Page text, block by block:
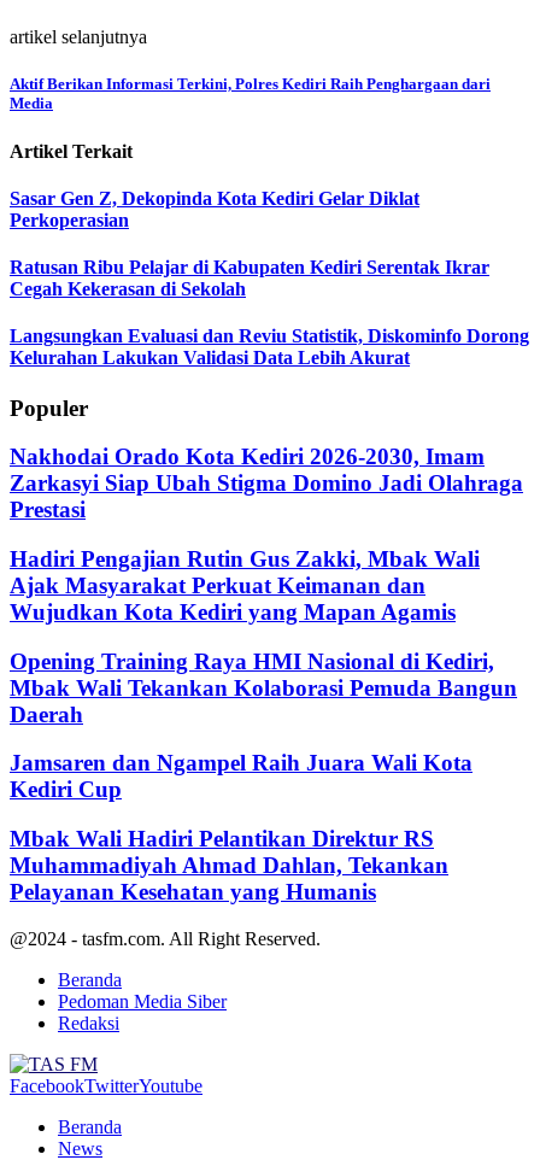
artikel selanjutnya
Aktif Berikan Informasi Terkini, Polres Kediri Raih Penghargaan dari
Media
Artikel Terkait
Sasar Gen Z, Dekopinda Kota Kediri Gelar Diklat
Perkoperasian
Ratusan Ribu Pelajar di Kabupaten Kediri Serentak Ikrar
Cegah Kekerasan di Sekolah
Langsungkan Evaluasi dan Reviu Statistik, Diskominfo Dorong
Kelurahan Lakukan Validasi Data Lebih Akurat
Populer
Nakhodai Orado Kota Kediri 2026-2030, Imam
Zarkasyi Siap Ubah Stigma Domino Jadi Olahraga
Prestasi
Hadiri Pengajian Rutin Gus Zakki, Mbak Wali
Ajak Masyarakat Perkuat Keimanan dan
Wujudkan Kota Kediri yang Mapan Agamis
Opening Training Raya HMI Nasional di Kediri,
Mbak Wali Tekankan Kolaborasi Pemuda Bangun
Daerah
Jamsaren dan Ngampel Raih Juara Wali Kota
Kediri Cup
Mbak Wali Hadiri Pelantikan Direktur RS
Muhammadiyah Ahmad Dahlan, Tekankan
Pelayanan Kesehatan yang Humanis
@2024 - tasfm.com. All Right Reserved.
Beranda
Pedoman Media Siber
Redaksi
FacebookTwitterYoutube
Beranda
News